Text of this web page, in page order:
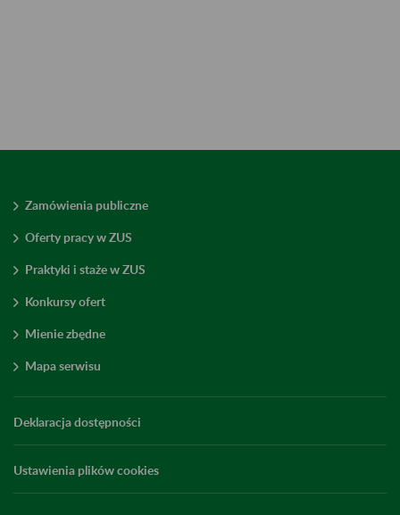
Zamówienia publiczne
Oferty pracy w ZUS
Praktyki i staże w ZUS
Konkursy ofert
Mienie zbędne
Mapa serwisu
Deklaracja dostępności
Ustawienia plików cookies